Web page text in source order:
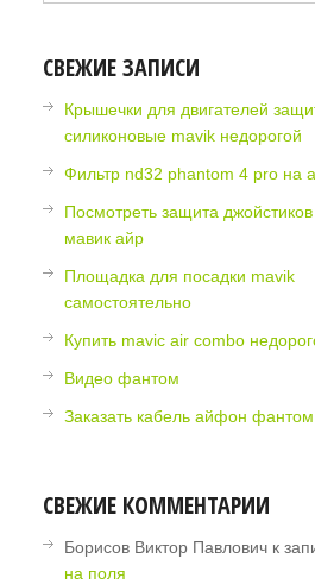
СВЕЖИЕ ЗАПИСИ
Крышечки для двигателей
силиконовые mavik недорогой
Фильтр nd32 phantom 4 pro на
Посмотреть защита джойстиков
мавик айр
Площадка для посадки mavik
самостоятельно
Купить mavic air combo
Видео фантом
Заказать кабель айфон фантом
СВЕЖИЕ КОММЕНТАРИИ
Борисов Виктор Павлович к
на поля